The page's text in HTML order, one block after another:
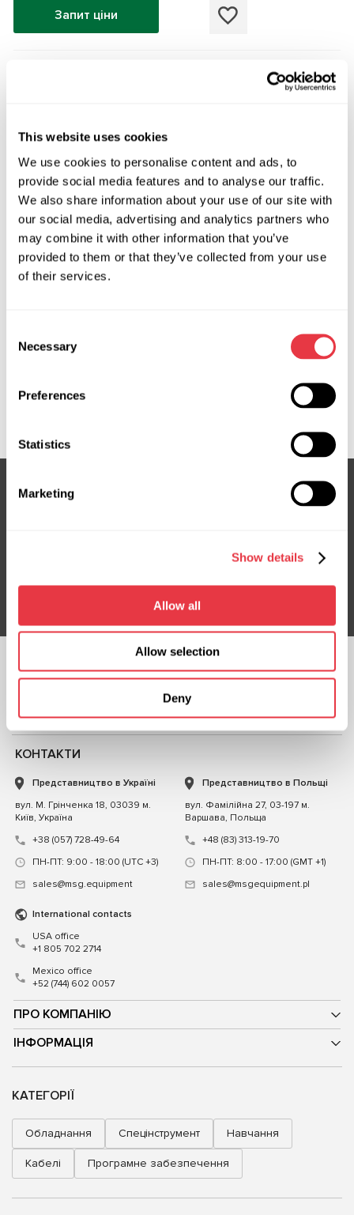
This website uses cookies
We use cookies to personalise content and ads, to
provide social media features and to analyse our traffic.
We also share information about your use of our site with
our social media, advertising and analytics partners who
may combine it with other information that you’ve
provided to them or that they’ve collected from your use
of their services.
Selection
Necessary
Preferences
Statistics
Marketing
Show details
Allow all
Allow selection
Deny
Запит ціни
УНІВЕРСАЛЬНИЙ
MS20002
Підписатися
СЛІДКУЙТЕ ЗА
ЧАТ ІЗ НАМИ
ПРО КОМПАНІЮ
ІНФОРМАЦІЯ
КОНТАКТИ
Представництво в Україні
вул. М. Грінченка 18, 03039 м.
Київ, Україна
+38 (057) 728-49-64
ПН-ПТ: 9:00 - 18:00 (UTC +3)
sales@msg.equipment
Представництво в Польщі
вул. Фамілійна 27, 03-197 м.
Варшава, Польща
+48 (83) 313-19-70
ПН-ПТ: 8:00 - 17:00 (GMT +1)
sales@msgequipment.pl
International contacts
USA office
+1 805 702 2714
Mexico office
+52 (744) 602 0057
КАТЕГОРІЇ
Обладнання Спецінструмент Навчання
Кабелі Програмне забезпечення